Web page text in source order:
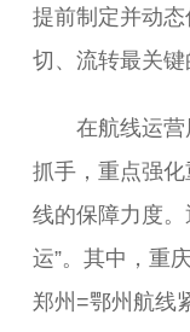
提前制定并动
切、流转最关
在航线运营
抓手，重点强
线的保障力度
运”。其中，重
郑州=鄂州航线